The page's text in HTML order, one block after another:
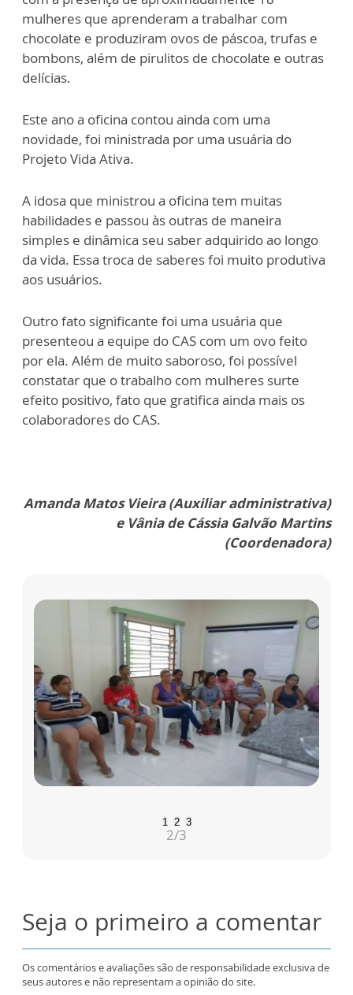
mulheres que aprenderam a trabalhar com
chocolate e produziram ovos de páscoa, trufas e
bombons, além de pirulitos de chocolate e outras
delícias.
Este ano a oficina contou ainda com uma
novidade, foi ministrada por uma usuária do
Projeto Vida Ativa.
A idosa que ministrou a oficina tem muitas
habilidades e passou às outras de maneira
simples e dinâmica seu saber adquirido ao longo
da vida. Essa troca de saberes foi muito produtiva
aos usuários.
Outro fato significante foi uma usuária que
presenteou a equipe do CAS com um ovo feito
por ela. Além de muito saboroso, foi possível
constatar que o trabalho com mulheres surte
efeito positivo, fato que gratifica ainda mais os
colaboradores do CAS.
Amanda Matos Vieira (Auxiliar administrativa)
e Vânia de Cássia Galvão Martins
(Coordenadora)
1 2 3
2/3
Seja o primeiro a comentar
Os comentários e avaliações são de responsabilidade exclusiva de
seus autores e não representam a opinião do site.